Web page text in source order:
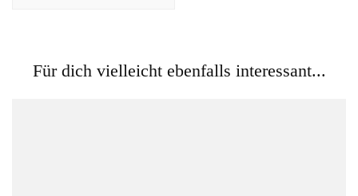
Für dich vielleicht ebenfalls interessant...